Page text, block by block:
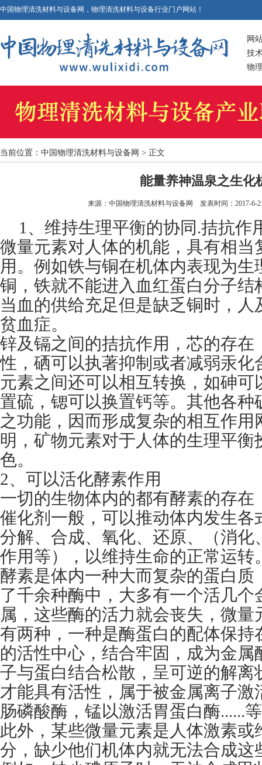
中国物理清洗材料与设备网，物理清洗材料与设备行业门户网站！
网
技
物
当前位置： 中国物理清洗材料与设备网 > 正文
能量养神温泉之生化
来源：中国物理清洗材料与设备网 发表时间：2017-6-
1、维持生理平衡的协同.拮抗作
微量元素对人体的机能，具有相当
用。例如铁与铜在机体内表现为生
铜，铁就不能进入血红蛋白分子结
当血的供给充足但是缺乏铜时，人
贫血症。
锌及镉之间的拮抗作用，芯的存在
性，硒可以执著抑制或者减弱汞化
元素之间还可以相互转换，如砷可
置硫，锶可以换置钙等。其他各种
之功能，因而形成复杂的相互作用
明，矿物元素对于人体的生理平衡
色。
2、可以活化酵素作用
一切的生物体内的都有酵素的存在
催化剂一般，可以推动体内发生各
分解、合成、氧化、还原、（消化
作用等），以维持生命的正常运转
酵素是体内一种大而复杂的蛋白质
了千余种酶中，大多有一个活几个
属，这些酶的活力就会丧失，微
有两种，一种是酶蛋白的配体保持
的活性中心，结合牢固，成为金属
子与蛋白结合松散，呈可逆的解离
才能具有活性，属于被金属离子激
肠磷酸酶，锰以激活胃蛋白酶......
此外，某些微量元素是人体激素或
分，缺少他们机体内就无法合成这